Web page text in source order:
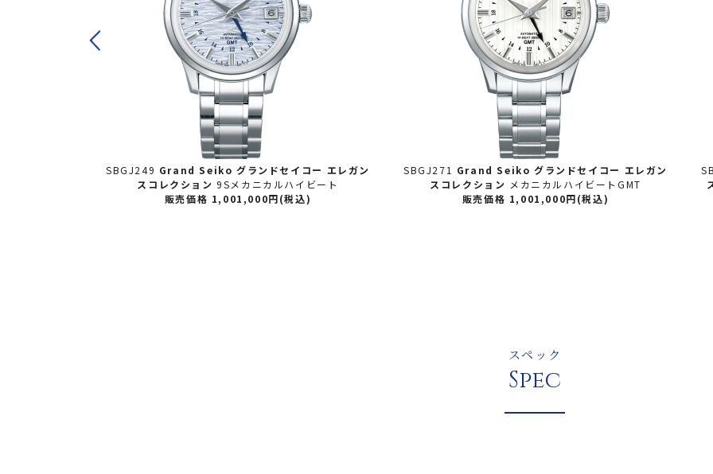
SBGJ249 Grand Seiko グランドセイコー エレガン
スコレクション9Sメカニカルハイビート
販売価格 1,001,000円(税込)
SBGJ271 Grand Seiko グランドセイコー エレガン
スコレクション メカニカルハイビートGMT
販売価格 1,001,000円(税込)
スペック
Spec